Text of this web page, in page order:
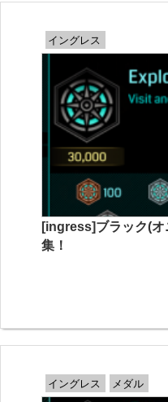
イングレス
[ingress]ブラック(
集！
イングレス メダル